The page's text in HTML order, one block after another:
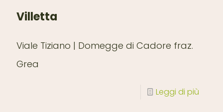
Villetta
Viale Tiziano | Domegge di Cadore fraz.
Grea
Leggi di più